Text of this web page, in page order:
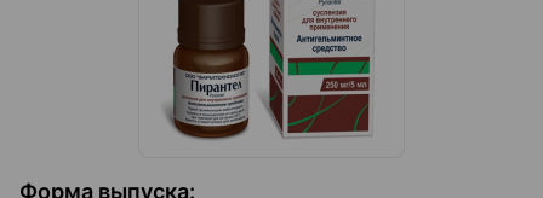
Форма выпуска: